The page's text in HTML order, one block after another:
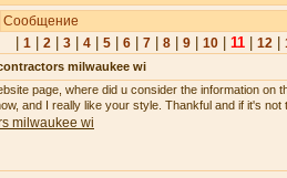
Сообщение
1| 2| 3| 4| 5| 6| 7| 8| 9| 10| 11| 12|
milwaukee wi
page, where did u consider the information
and I really like your style. Thankful and if it's
milwaukee wi